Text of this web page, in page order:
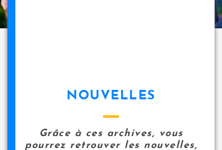
NOUVELLES
Grâce à ces archives, vous
pourrez retrouver les nouvelles,